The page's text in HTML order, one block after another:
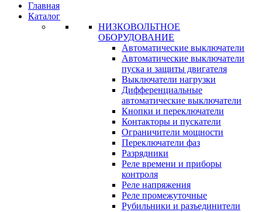
Главная
Каталог
НИЗКОВОЛЬТНОЕ
ОБОРУДОВАНИЕ
Автоматические выключатели
Автоматические выключатели
пуска и защиты двигателя
Выключатели нагрузки
Дифференциальные
автоматические выключатели
Кнопки и переключатели
Контакторы и пускатели
Ограничители мощности
Переключатели фаз
Разрядники
Реле времени и приборы
контроля
Реле напряжения
Реле промежуточные
Рубильники и разъединители